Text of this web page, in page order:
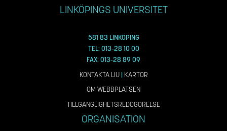
LINKÖPINGS UNIVERSITET
581 83 LINKÖPING
TEL: 013-28 10 00
FAX: 013-28 89 09
KONTAKTA LIU| KARTOR
OM WEBBPLATSEN
TILLGÄNGLIGHETSREDOGÖRELSE
ORGANISATION